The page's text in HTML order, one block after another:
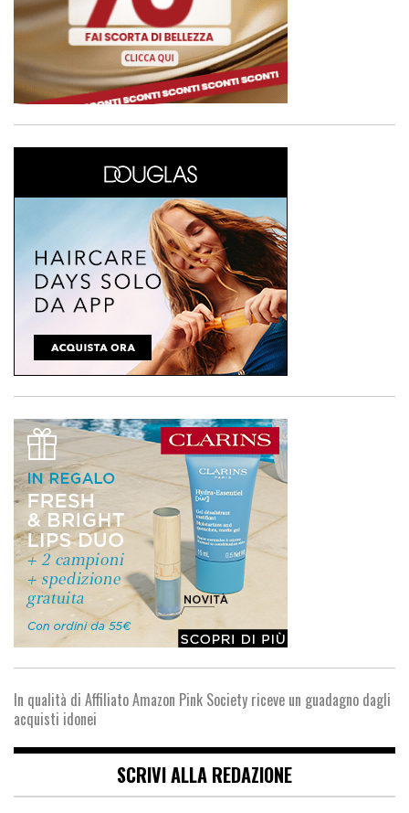
In qualità di Affiliato Amazon Pink Society riceve un guadagno dagli
acquisti idonei
SCRIVI ALLA REDAZIONE